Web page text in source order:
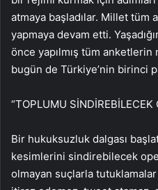
atmaya başladılar. Millet tüm
yapmaya devam etti.
önce yapılmış tüm anketlerin
bugün de Türkiye’nin birinci
“TOPLUMU SİNDİREBİLECEK
Bir hukuksuzluk dalgası
kesimlerini sindirebilecek
olmayan suçlarla